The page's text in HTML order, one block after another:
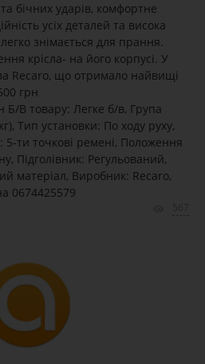
бічних ударів, комфортне
усіх деталей та висока
знімається для прання.
крісла- на його корпусі. У
Recaro, що отримало найвищі
грн
Б/В товару: Легке б/в, Група
Тип установки: По ходу руху,
ти точкові ремені, Положення
Підголівник: Регульований,
матеріал, Виробник: Recaro,
0674425579